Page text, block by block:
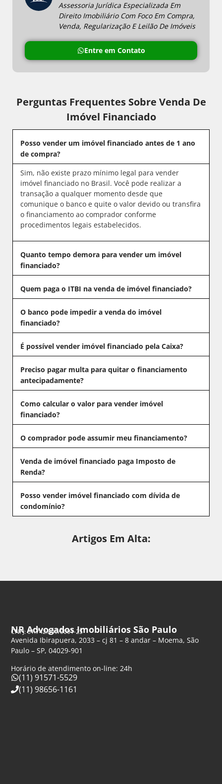
Assessoria Jurídica Especializada Em
Direito Imobiliário Com Foco Em Compra,
Venda, Regularização E Leilão De Imóveis
Entre em Contato
Perguntas Frequentes Sobre Venda De
Imóvel Financiado
Posso vender um imóvel financiado antes de 1 ano
de compra?
Sim, não existe prazo mínimo legal para vender
imóvel financiado no Brasil. Você pode realizar a
transação a qualquer momento desde que
comunique o banco e quite o valor devido ou transfira
o financiamento ao comprador conforme
procedimentos legais estabelecidos.
Quanto tempo demora para vender um imóvel
financiado?
Quem paga o ITBI na venda de imóvel financiado?
O banco pode impedir a venda do imóvel
financiado?
É possível vender imóvel financiado pela Caixa?
Preciso pagar multa para quitar o financiamento
antecipadamente?
Como calcular o valor para vender imóvel
financiado?
O comprador pode assumir meu financiamento?
Venda de imóvel financiado paga Imposto de
Renda?
Posso vender imóvel financiado com dívida de
condomínio?
Artigos Em Alta:
NR Advogados Imobiliários São Paulo
CNPJ: 61.742.849/0001-25
Avenida Ibirapuera, 2033 – cj 81 – 8 andar – Moema, São
Paulo – SP, 04029-901
Horário de atendimento on-line: 24h
(11) 91571-5529
(11) 98656-1161